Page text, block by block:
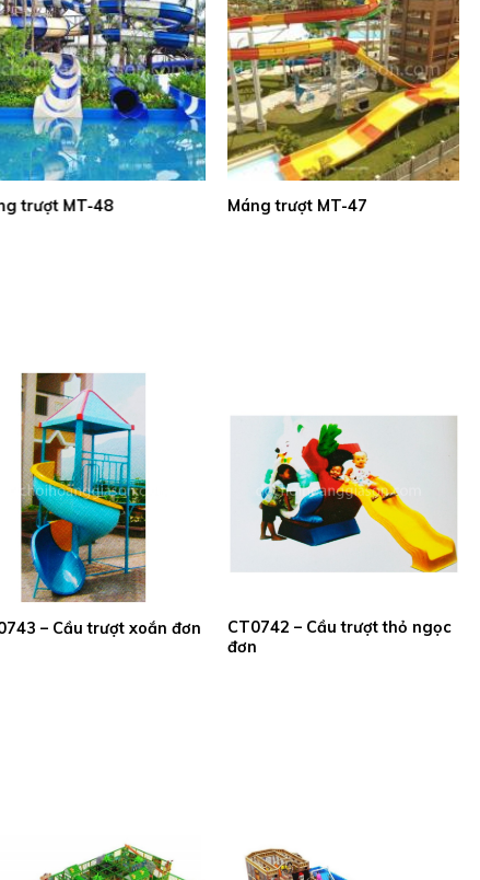
trượt MT-43 Máng trượt MT-42
– Cầu trượt xoắn đơn
CT0742 – Cầu trượt thỏ ngọc
đơn